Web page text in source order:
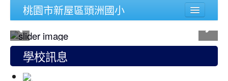
桃園市新屋區頭洲國小
學校簡介
行政組織
頭洲文件
學校訊息